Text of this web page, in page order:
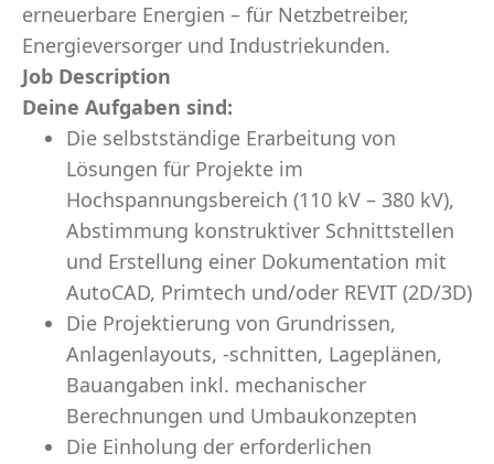
erneuerbare Energien – für Netzbetreiber,
Energieversorger und Industriekunden.
Job Description
Deine Aufgaben sind:
Die selbstständige Erarbeitung von
Lösungen für Projekte im
Hochspannungsbereich (110 kV – 380 kV),
Abstimmung konstruktiver Schnittstellen
und Erstellung einer Dokumentation mit
AutoCAD, Primtech und/oder REVIT (2D/3D)
Die Projektierung von Grundrissen,
Anlagenlayouts, -schnitten, Lageplänen,
Bauangaben inkl. mechanischer
Berechnungen und Umbaukonzepten
Die Einholung der erforderlichen